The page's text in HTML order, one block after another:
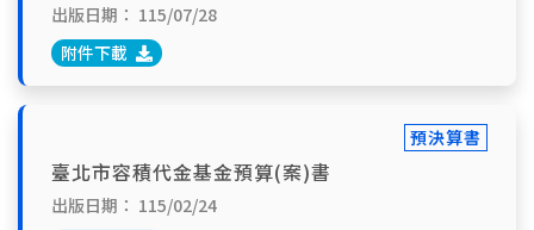
出版日期： 115/07/28
附件下載
預決算書
臺北市容積代金基金預算(案)書
出版日期： 115/02/24